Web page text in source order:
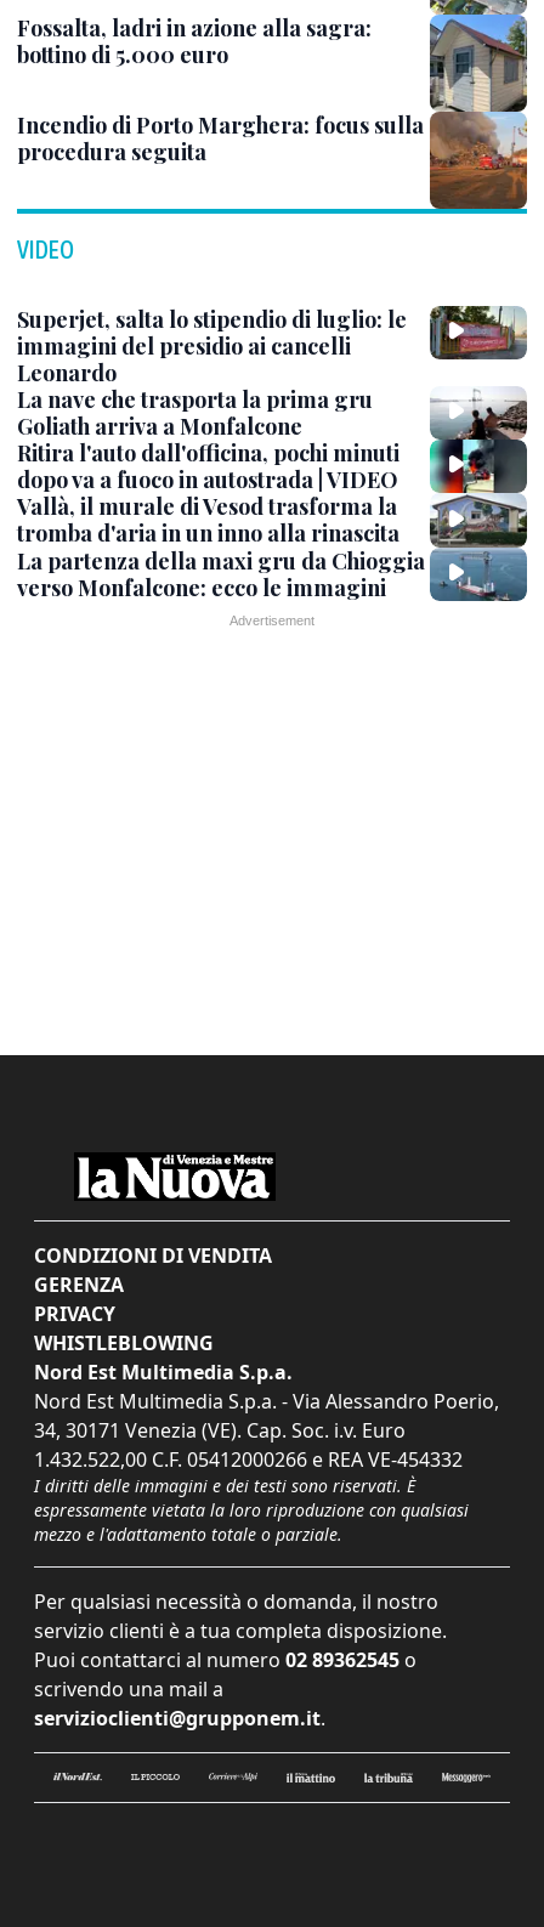
Fossalta, ladri in azione alla sagra:
bottino di 5.000 euro
Incendio di Porto Marghera: focus sulla
procedura seguita
VIDEO
Superjet, salta lo stipendio di luglio: le
immagini del presidio ai cancelli
Leonardo
La nave che trasporta la prima gru
Goliath arriva a Monfalcone
Ritira l'auto dall'officina, pochi minuti
dopo va a fuoco in autostrada | VIDEO
Vallà, il murale di Vesod trasforma la
tromba d'aria in un inno alla rinascita
La partenza della maxi gru da Chioggia
verso Monfalcone: ecco le immagini
CONDIZIONI DI VENDITA
GERENZA
PRIVACY
WHISTLEBLOWING
Nord Est Multimedia S.p.a.
Nord Est Multimedia S.p.a. - Via Alessandro Poerio,
34, 30171 Venezia (VE). Cap. Soc. i.v. Euro
1.432.522,00 C.F. 05412000266 e REA VE-454332
I diritti delle immagini e dei testi sono riservati. È
espressamente vietata la loro riproduzione con qualsiasi
mezzo e l'adattamento totale o parziale.
Per qualsiasi necessità o domanda, il nostro
servizio clienti è a tua completa disposizione.
Puoi contattarci al numero 02 89362545 o
scrivendo una mail a
servizioclienti@grupponem.it.